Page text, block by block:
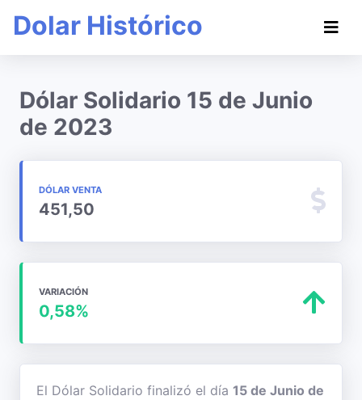
Dolar Histórico
Dólar Solidario 15 de Junio
de 2023
DÓLAR VENTA
451,50
VARIACIÓN
0,58%
El Dólar Solidario finalizó el día 15 de Junio de